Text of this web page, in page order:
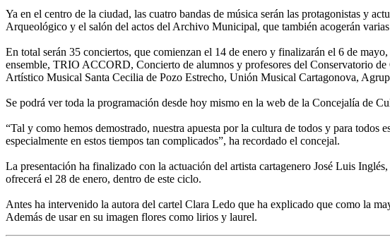
Ya en el centro de la ciudad, las cuatro bandas de música serán las protagonistas y
Arqueológico y el salón del actos del Archivo Municipal, que también acogerán
En total serán 35 conciertos, que comienzan el 14 de enero y finalizarán el 6 de
ensemble, TRIO ACCORD, Concierto de alumnos y profesores del Conservatorio
Artístico Musical Santa Cecilia de Pozo Estrecho, Unión Musical Cartagonova,
Se podrá ver toda la programación desde hoy mismo en la web de la Concejalía de
“Tal y como hemos demostrado, nuestra apuesta por la cultura de todos y para
especialmente en estos tiempos tan complicados”, ha recordado el concejal.
La presentación ha finalizado con la actuación del artista cartagenero José Luis
ofrecerá el 28 de enero, dentro de este ciclo.
Antes ha intervenido la autora del cartel Clara Ledo que ha explicado que como la
Además de usar en su imagen flores como lirios y laurel.